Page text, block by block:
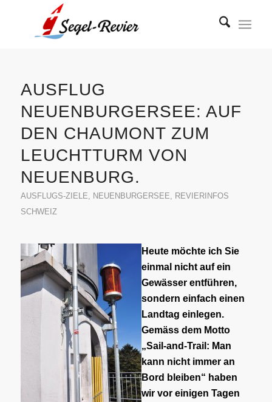
AUSFLUG
NEUENBURGERSEE: AUF
DEN CHAUMONT ZUM
LEUCHTTURM VON
NEUENBURG.
AUSFLUGS-ZIELE, NEUENBURGERSEE, REVIERINFOS
SCHWEIZ
Heute möchte ich Sie
einmal nicht auf ein
Gewässer entführen,
sondern einfach einen
Landtag einlegen.
Gemäss dem Motto
„Sail-and-Trail: Man
kann nicht immer an
Bord bleiben“ haben
wir vor einigen Tagen